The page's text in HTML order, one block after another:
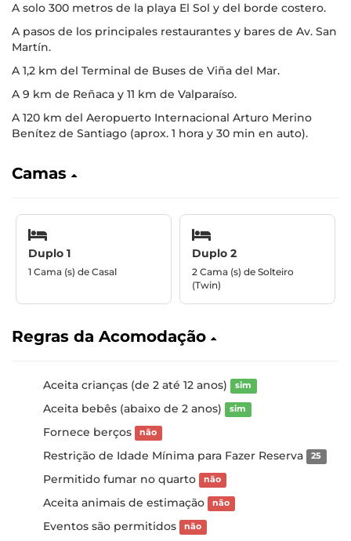
A solo 300 metros de la playa El Sol y del borde costero.
A pasos de los principales restaurantes y bares de Av. San
Martín.
A 1,2 km del Terminal de Buses de Viña del Mar.
A 9 km de Reñaca y 11 km de Valparaíso.
A 120 km del Aeropuerto Internacional Arturo Merino
Benítez de Santiago (aprox. 1 hora y 30 min en auto).
Camas
Duplo 1
1 Cama (s) de Casal
Duplo 2
2 Cama (s) de Solteiro
(Twin)
Regras da Acomodação
Aceita crianças (de 2 até 12 anos) sim
Aceita bebês (abaixo de 2 anos) sim
Fornece berços não
Restrição de Idade Mínima para Fazer Reserva 25
Permitido fumar no quarto não
Aceita animais de estimação não
Eventos são permitidos não